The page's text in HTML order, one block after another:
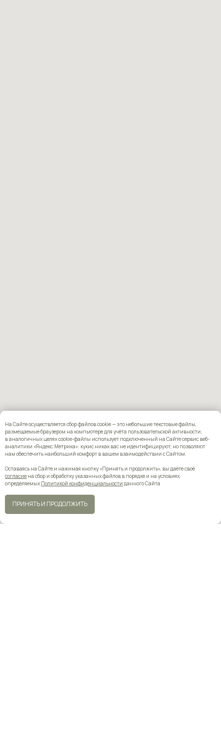
На Сайте осуществляется сбор файлов cookie — это небольшие текстовые файлы,
размещаемые браузером на компьютере для учёта пользовательской активности;
в аналогичных целях cookie-файлы использует подключенный на Сайте сервис веб-
аналитики «Яндекс.Метрика»: кукис никак вас не идентифицируют, но позволяют
нам обеспечить наибольший комфорт в вашем взаимодействии с Сайтом.
Оставаясь на Сайте и нажимая кнопку «Принять и продолжить», вы даёте своё
согласие на сбор и обработку указанных файлов в порядке и на условиях,
определяемых Политикой конфиденциальности данного Сайта
ПРИНЯТЬ И ПРОДОЛЖИТЬ